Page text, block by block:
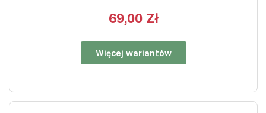
69,00 Zł
Więcej wariantów